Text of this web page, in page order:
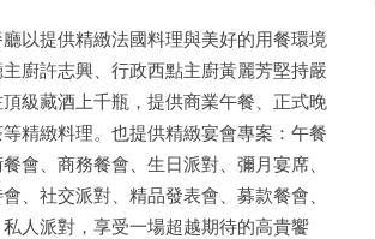
以提供精緻法國料理與美好的用餐環境
廚許志興、行政西點主廚黃麗芳堅持嚴
級藏酒上千瓶，提供商業午餐、正式晚
精緻料理。也提供精緻宴會專案：午餐
會、商務餐會、生日派對、彌月宴席、
、社交派對、精品發表會、募款餐會、
人派對，享受一場超越期待的高貴饗